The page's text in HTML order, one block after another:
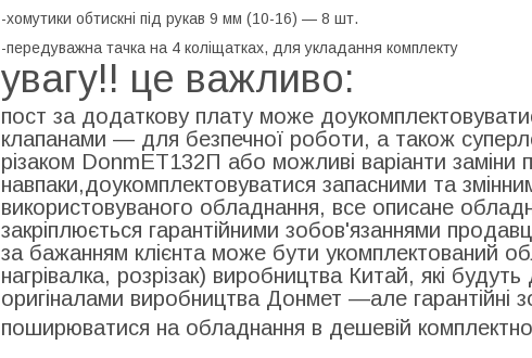
-хомутики обтискні під рукав 9 мм (10-16) — 8 шт.
-передуважна тачка на 4 коліщатках, для укладання комплекту
увагу!! це важливо:
пост за додаткову плату може
клапанами — для безпечної роботи, а також
різаком DonmЕТ132П або можливі варіанти заміни
навпаки,доукомплектовуватися запасними та
використовуваного обладнання, все описане
закріплюється гарантійними зобов'язаннями
за бажанням клієнта може бути укомплектований
нагрівалка, розрізак) виробництва Китай, які
оригіналами виробництва Донмет —але гарантійні
поширюватися на обладнання в дешевій